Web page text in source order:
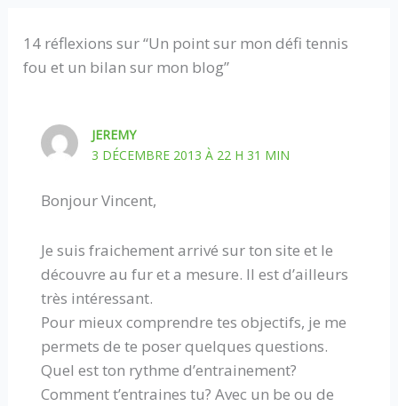
14 réflexions sur “Un point sur mon défi tennis
fou et un bilan sur mon blog”
JEREMY
3 DÉCEMBRE 2013 À 22 H 31 MIN
Bonjour Vincent,
Je suis fraichement arrivé sur ton site et le
découvre au fur et a mesure. Il est d’ailleurs
très intéressant.
Pour mieux comprendre tes objectifs, je me
permets de te poser quelques questions.
Quel est ton rythme d’entrainement?
Comment t’entraines tu? Avec un be ou de